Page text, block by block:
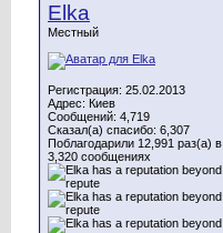
Elka
Местный
Регистрация: 25.02.2013
Адрес: Киев
Сообщений: 4,719
Сказал(а) спасибо: 6,307
Поблагодарили 12,991 раз(а) в
3,320 сообщениях